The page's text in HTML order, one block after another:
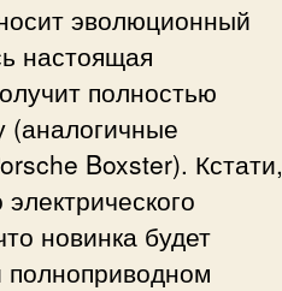
эволюционный
настоящая
полностью
(аналогичные
Boxster). Кстати,
новинка будет
полноприводном